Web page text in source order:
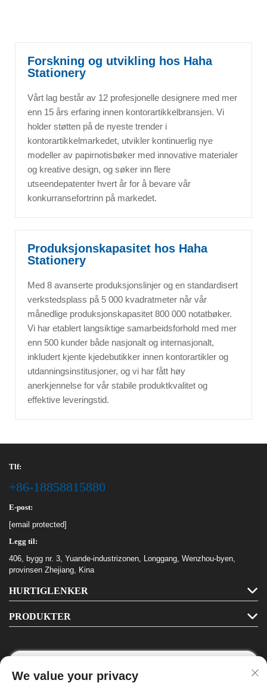
Forskning og utvikling hos Haha
Stationery
Vårt lag består av 12 profesjonelle designere med mer
enn 15 års erfaring innen kontorartikkelbransjen. Vi
holder støtten på de nyeste trender i
kontorartikkelmarkedet, utvikler kontinuerlig nye
modeller av papirnotisbøker med innovative materialer
og kreative design, og søker inn flere
utseendepatenter hvert år for å bevare vår
konkurransefortrinn på markedet.
Produksjonskapasitet hos Haha
Stationery
Med 8 avanserte produksjonslinjer og en standardisert
verkstedsplass på 5 000 kvadratmeter når vår
månedlige produksjonskapasitet 800 000 notatbøker.
Vi har etablert langsiktige samarbeidsforhold med mer
enn 500 kunder både nasjonalt og internasjonalt,
inkludert kjente kjedebutikker innen kontorartikler og
utdanningsinstitusjoner, og vi har fått høy
anerkjennelse for vår stabile produktkvalitet og
effektive leveringstid.
Tlf:
+86-18858815880
E-post:
[email protected]
Legg til:
406, bygg nr. 3, Yuande-industrizonen, Longgang, Wenzhou-byen,
provinsen Zhejiang, Kina
HURTIGLENKER
PRODUKTER
We value your privacy